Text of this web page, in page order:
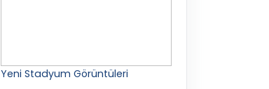
Yeni Stadyum Görüntüleri